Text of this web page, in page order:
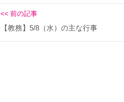
<< 前の記事
【教務】5/8（水）の主な行事